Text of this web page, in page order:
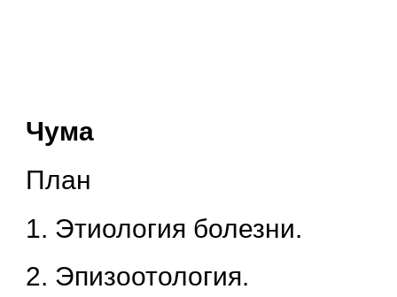
Чума
План
1. Этиология болезни.
2. Эпизоотология.